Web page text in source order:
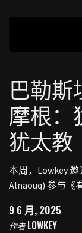
巴勒斯
摩根：
犹太教
本周，Lowkey
Alnaouq) 参与《
9 6 月, 2025
作者LOWKEY